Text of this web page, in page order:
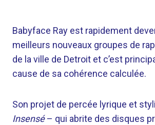
Babyface Ray est rapidement
meilleurs nouveaux groupes de
de la ville de Detroit et c’est
cause de sa cohérence calculée.
Son projet de percée lyrique et
Insensé– qui abrite des disques